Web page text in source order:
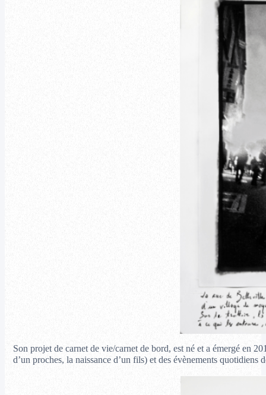
Son projet de carnet de vie/carnet de bord, est né et a émergé en
d’un proches, la naissance d’un fils) et des évènements quotidiens